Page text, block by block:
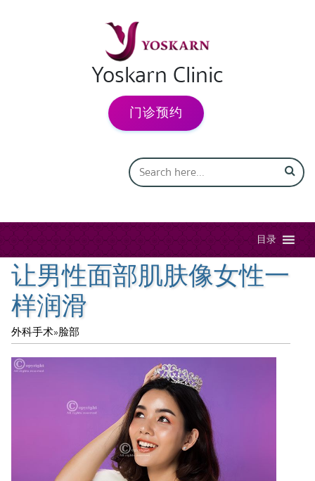
Yoskarn Clinic
门诊预约
目录
让男性面部肌肤像女性一
样润滑
外科手术»脸部